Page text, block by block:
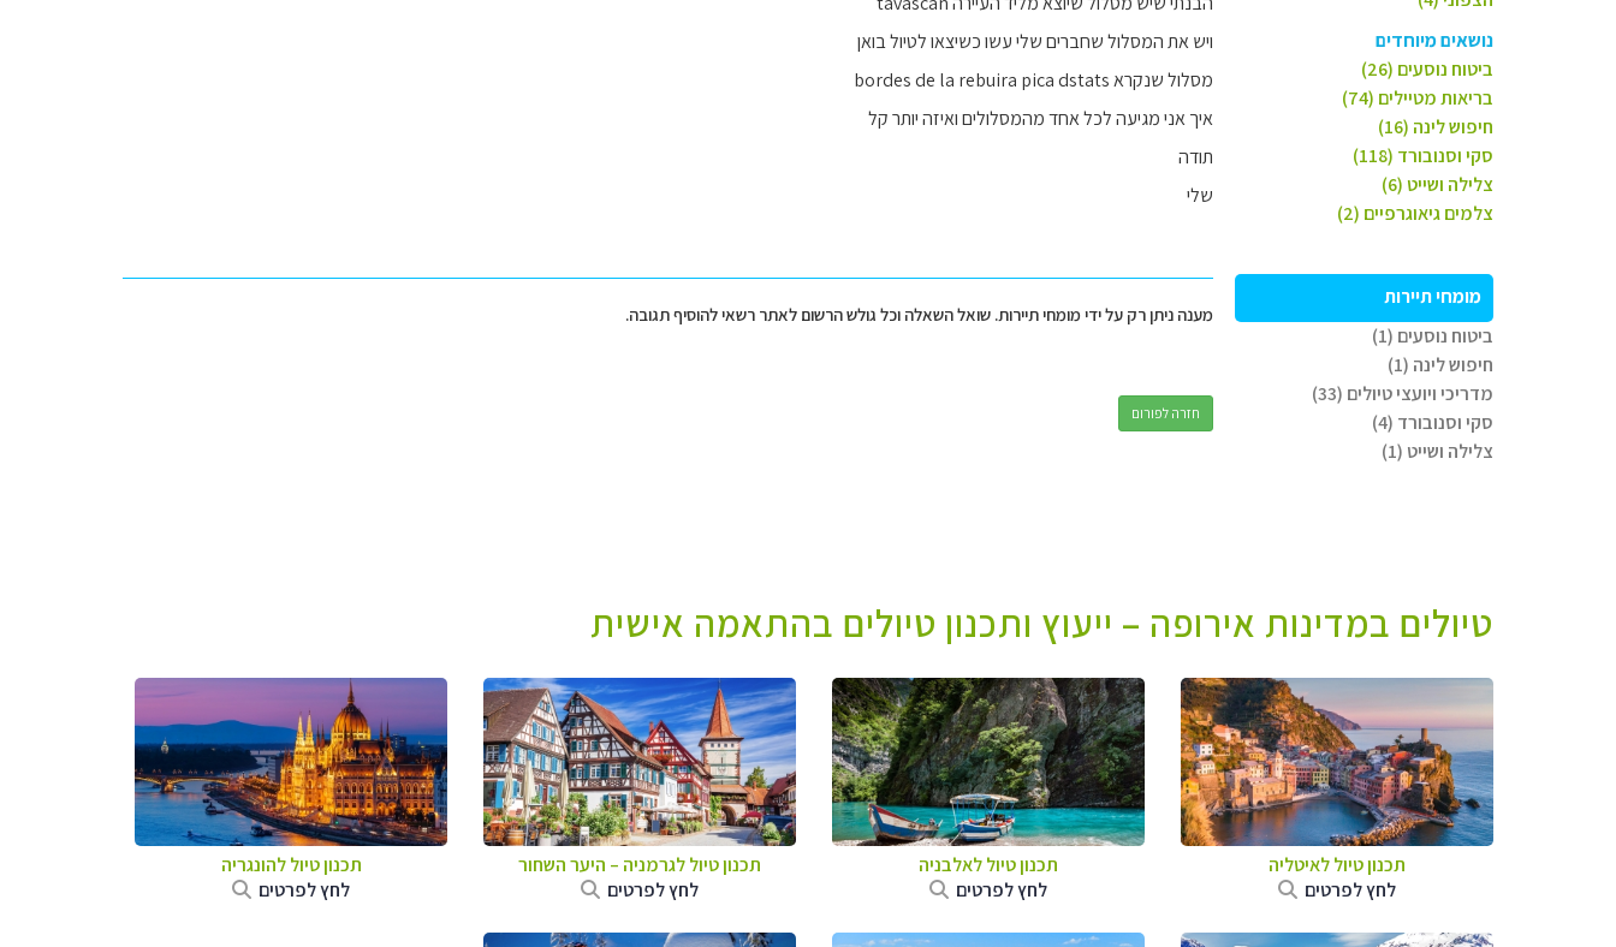
נושאים מיוחדים
ביטוח נוסעים (26)
בריאות מטיילים (74)
חיפוש לינה (16)
סקי וסנובורד (118)
צלילה ושייט (6)
צלמים גיאוגרפיים (2)
מומחי תיירות
ביטוח נוסעים (1)
חיפוש לינה (1)
מדריכי ויועצי טיולים (33)
סקי וסנובורד (4)
צלילה ושייט (1)
ויש את המסלול שחברים שלי עשו כשיצאו לטיול בואן
מסלול שנקרא bordes de la rebuira pica dstats
איך אני מגיעה לכל אחד מהמסלולים ואיזה יותר קל
תודה
שלי
מענה ניתן רק על ידי מומחי תיירות. שואל השאלה וכל גולש הרשום לאתר רשאי להוסיף תגובה.
חזרה לפורום
טיולים במדינות אירופה – ייעוץ ותכנון טיולים בהתאמה אישית
תכנון טיול לאיטליה
לחץ לפרטים
תכנון טיול לאלבניה
לחץ לפרטים
תכנון טיול לגרמניה – היער השחור
לחץ לפרטים
תכנון טיול להונגריה
לחץ לפרטים